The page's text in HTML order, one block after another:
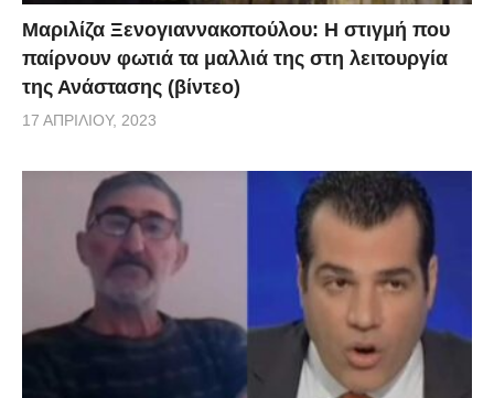
Μαριλίζα Ξενογιαννακοπούλου: Η στιγμή που
παίρνουν φωτιά τα μαλλιά της στη λειτουργία
της Ανάστασης (βίντεο)
17 ΑΠΡΙΛΊΟΥ, 2023